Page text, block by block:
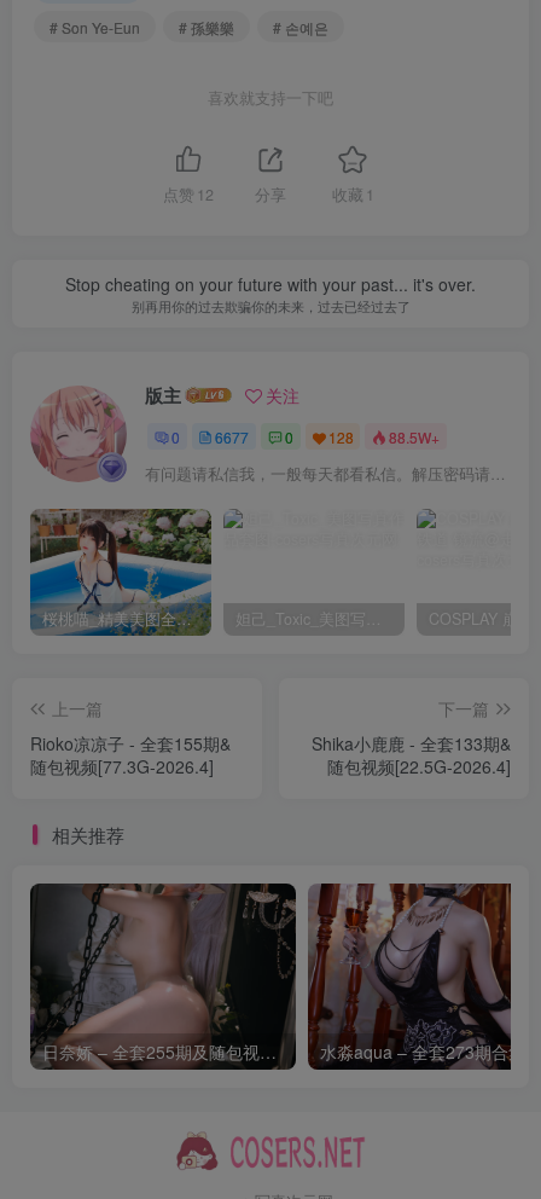
손예은(孫樂樂Son Ye-Eun) – NO.092 Night Shift [96P2V-
손예은(孫樂樂Son Ye-Eun) – NO.091 Last Stop [109P3V-
손예은(孫樂樂Son Ye-Eun) – NO.090 Ignis Girl [77P3V-
[3.21]
손예은(孫樂樂Son Ye-Eun) – NO.089 Overseas Nudity
[81P1V-1.24GB]
[3.20]
손예은(孫樂樂Son Ye-Eun) – NO.088 DJAWA Photo – Son
Ye Eun – Wash My Car [170P-1.16GB]
1.08GB]
[3.13]
손예은(孫樂樂Son Ye-Eun) – NO.086 Cow Girl [57P2V-
손예은(孫樂樂Son Ye-Eun) – NO.085 [DJAWA] Son Ye Eun
– A Snap of Intimacy Vol.4 [257P3V-4.42GB]
[3.7]
# Son Ye-Eun
# 孫樂樂 # 손예은
喜欢就支持一下吧
点赞 12 分享 收藏 1
Stop cheating on your future with your past... it's over.
别再用你的过去欺骗你的未来，过去已经过去了
版主 关注
0 6677 0 128 88.5W+
有问题请私信我，一般每天都看私信。解压密码请一律以下载按钮旁边的为准！
桜桃喵_精美美图全部写真作品合集|持续更新 妲己_Toxic_美图写真作品套图
上一篇
Rioko凉凉子 - 全套155期&
随包视频[77.3G-2026.4]
下一篇
Shika小鹿鹿 - 全套133期&
随包视频[22.5G-2026.4]
相关推荐
日奈娇 – 全套255期及随包视频[266.2G-2026.8]